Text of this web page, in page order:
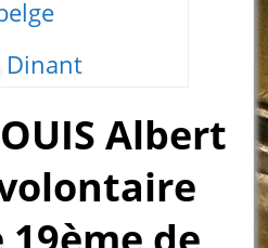
Dinant
Albert